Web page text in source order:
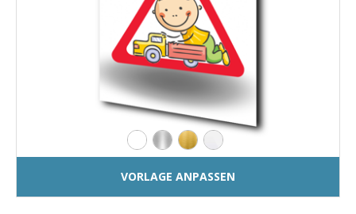
VORLAGE ANPASSEN